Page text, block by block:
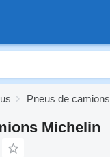
Pneus de camions
Michelin